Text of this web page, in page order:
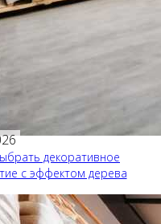
декоративное
с эффектом дерева